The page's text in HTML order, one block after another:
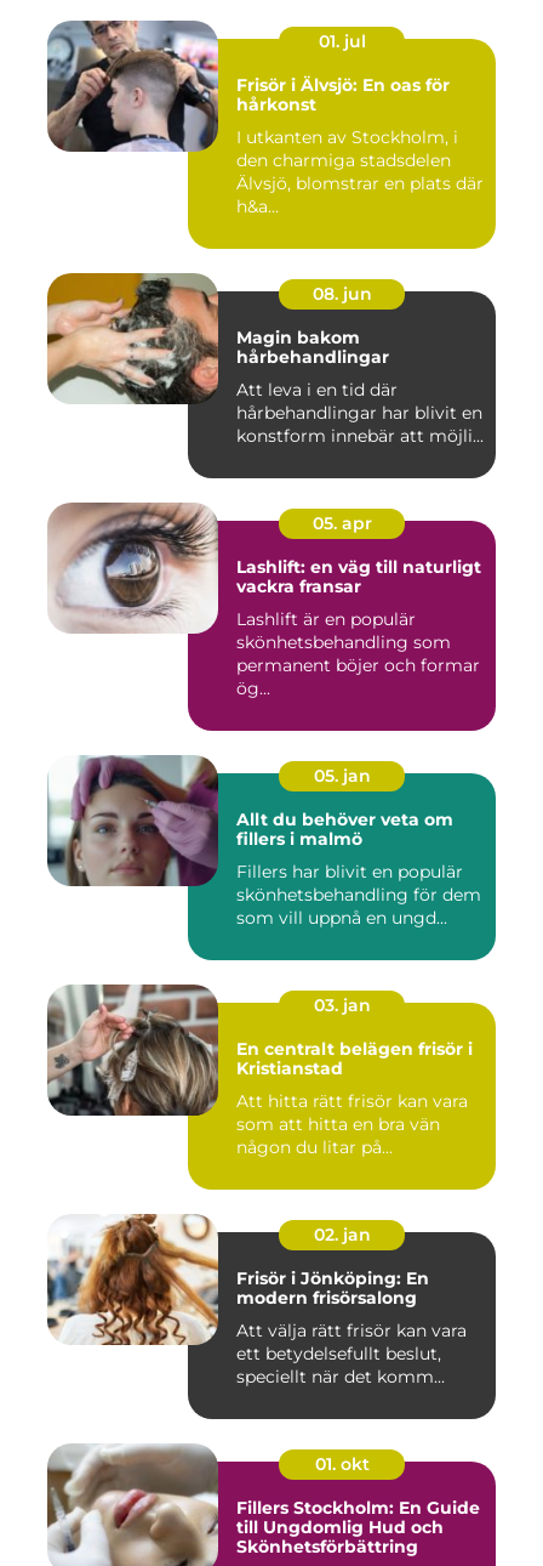
01. jul
Frisör i Älvsjö: En oas för
hårkonst
I utkanten av Stockholm, i
den charmiga stadsdelen
Älvsjö, blomstrar en plats där
h&a...
08. jun
Magin bakom
hårbehandlingar
Att leva i en tid där
hårbehandlingar har blivit en
konstform innebär att möjli...
05. apr
Lashlift: en väg till naturligt
vackra fransar
Lashlift är en populär
skönhetsbehandling som
permanent böjer och formar
ög...
05. jan
Allt du behöver veta om
fillers i malmö
Fillers har blivit en populär
skönhetsbehandling för dem
som vill uppnå en ungd...
03. jan
En centralt belägen frisör i
Kristianstad
Att hitta rätt frisör kan vara
som att hitta en bra vän
någon du litar på...
02. jan
Frisör i Jönköping: En
modern frisörsalong
Att välja rätt frisör kan vara
ett betydelsefullt beslut,
speciellt när det komm...
01. okt
Fillers Stockholm: En Guide
till Ungdomlig Hud och
Skönhetsförbättring